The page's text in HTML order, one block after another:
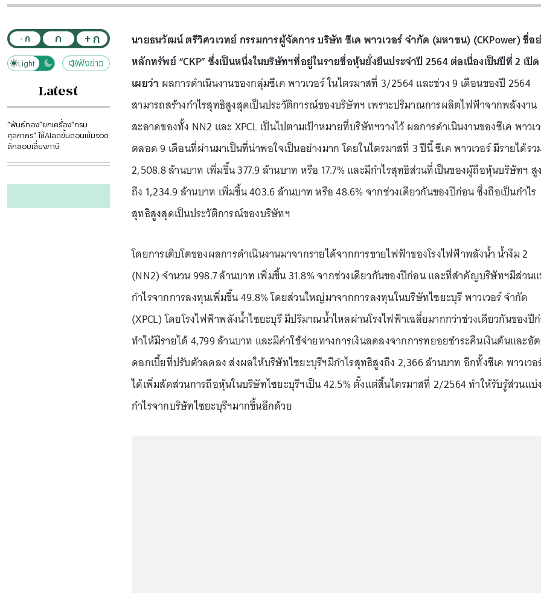
- ก ก + ก
Dark
Light ฟังข่าว
Latest
“พันธ์ทอง”ยกเครื่อง“กรม
ศุลกากร” ใช้AIลดขั้นตอนเข้มงวด
ลักลอบเลี่ยงภาษี
นายธนวัฒน์ ตรีวิศวเวทย์ กรรมการผู้จัดการ บริษัท ซีเค พาวเวอร์ จำกัด (มหาชน) (CKPower) ชื่อ
หลักทรัพย์ “CKP” ซึ่งเป็นหนึ่งในบริษัทฯที่อยู่ในรายชื่อหุ้นยั่งยืนประจำปี 2564 ต่อเนื่องเป็นปีที่ 2 เปิด
เผยว่า ผลการดำเนินงานของกลุ่มซีเค พาวเวอร์ ในไตรมาสที่ 3/2564 และช่วง 9 เดือนของปี 2564
สามารถสร้างกำไรสุทธิสูงสุดเป็นประวัติการณ์ของบริษัทฯ เพราะปริมาณการผลิตไฟฟ้าจากพลังงาน
สะอาดของทั้ง NN2 และ XPCL เป็นไปตามเป้าหมายที่บริษัทฯวางไว้ ผลการดำเนินงานของซีเค พาวเ
ตลอด 9 เดือนที่ผ่านมาเป็นที่น่าพอใจเป็นอย่างมาก โดยในไตรมาสที่ 3 ปีนี้ ซีเค พาวเวอร์ มีรายได้รว
2,508.8 ล้านบาท เพิ่มขึ้น 377.9 ล้านบาท หรือ 17.7% และมีกำไรสุทธิส่วนที่เป็นของผู้ถือหุ้นบริษัทฯ สูง
ถึง 1,234.9 ล้านบาท เพิ่มขึ้น 403.6 ล้านบาท หรือ 48.6% จากช่วงเดียวกันของปีก่อน ซึ่งถือเป็นกำไร
สุทธิสูงสุดเป็นประวัติการณ์ของบริษัทฯ
โดยการเติบโตของผลการดำเนินงานมาจากรายได้จากการขายไฟฟ้าของโรงไฟฟ้าพลังน้ำ น้ำงึม 2
(NN2) จำนวน 998.7 ล้านบาท เพิ่มขึ้น 31.8% จากช่วงเดียวกันของปีก่อน และที่สำคัญบริษัทฯมีส่วน
กำไรจากการลงทุนเพิ่มขึ้น 49.8% โดยส่วนใหญ่มาจากการลงทุนในบริษัทไซยะบุรี พาวเวอร์ จำกัด
(XPCL) โดยโรงไฟฟ้าพลังน้ำไซยะบุรี มีปริมาณน้ำไหลผ่านโรงไฟฟ้าเฉลี่ยมากกว่าช่วงเดียวกันของปี
ทำให้มีรายได้ 4,799 ล้านบาท และมีค่าใช้จ่ายทางการเงินลดลงจากการทยอยชำระคืนเงินต้นและอั
ดอกเบี้ยที่ปรับตัวลดลง ส่งผลให้บริษัทไซยะบุรีฯมีกำไรสุทธิสูงถึง 2,366 ล้านบาท อีกทั้งซีเค พาวเวอ
ได้เพิ่มสัดส่วนการถือหุ้นในบริษัทไซยะบุรีฯเป็น 42.5% ตั้งแต่สิ้นไตรมาสที่ 2/2564 ทำให้รับรู้ส่วนแบ่ง
กำไรจากบริษัทไซยะบุรีฯมากขึ้นอีกด้วย